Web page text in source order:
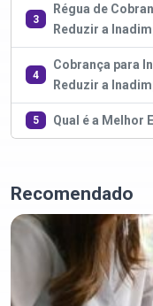
3
Régua de
Reduzir a
4
Cobrança para
Reduzir a
5 Qual é a Melhor
Recomendado